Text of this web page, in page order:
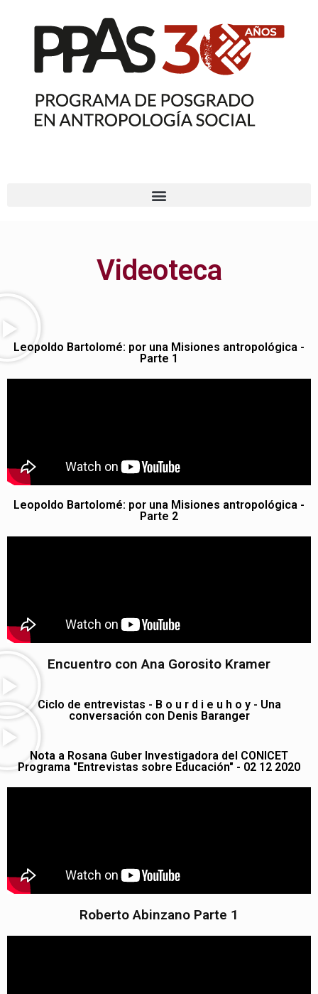
Videoteca
Leopoldo Bartolomé: por una Misiones antropológica -
Parte 1
Leopoldo Bartolomé: por una Misiones antropológica -
Parte 2
Encuentro con Ana Gorosito Kramer
Ciclo de entrevistas - B o u r d i e u h o y - Una
conversación con Denis Baranger
Nota a Rosana Guber Investigadora del CONICET
Programa "Entrevistas sobre Educación" - 02 12 2020
Roberto Abinzano Parte 1